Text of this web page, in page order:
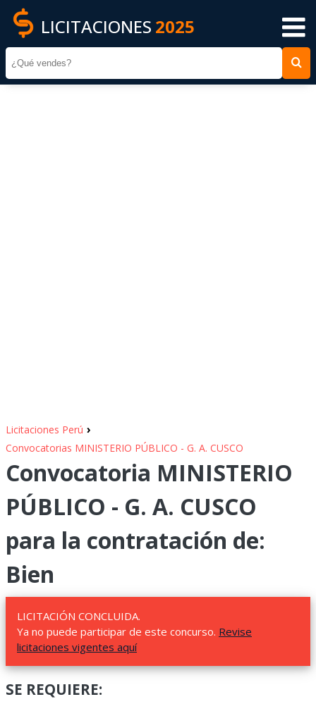
LICITACIONES 2025
Licitaciones Perú ›
Convocatorias MINISTERIO PÚBLICO - G. A. CUSCO
Convocatoria MINISTERIO
PÚBLICO - G. A. CUSCO
para la contratación de:
Bien
LICITACIÓN CONCLUIDA.
Ya no puede participar de este concurso. Revise
licitaciones vigentes aquí
SE REQUIERE: